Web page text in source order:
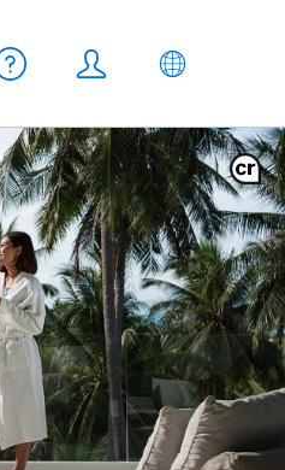
Navigation
Login IT